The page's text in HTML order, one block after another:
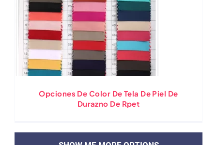
Opciones De Color De Tela De Piel De
Durazno De Rpet